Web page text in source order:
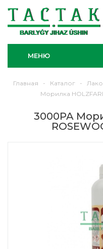
МЕНЮ
Главная - Каталог -
Морилка
3000PA